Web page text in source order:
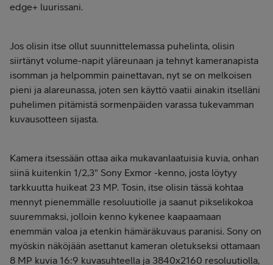
edge+ luurissani.
Jos olisin itse ollut suunnittelemassa puhelinta, olisin
siirtänyt volume-napit yläreunaan ja tehnyt kameranapista
isomman ja helpommin painettavan, nyt se on melkoisen
pieni ja alareunassa, joten sen käyttö vaatii ainakin itselläni
puhelimen pitämistä sormenpäiden varassa tukevamman
kuvausotteen sijasta.
Kamera itsessään ottaa aika mukavanlaatuisia kuvia, onhan
siinä kuitenkin 1/2,3" Sony Exmor -kenno, josta löytyy
tarkkuutta huikeat 23 MP. Tosin, itse olisin tässä kohtaa
mennyt pienemmälle resoluutiolle ja saanut pikselikokoa
suuremmaksi, jolloin kenno kykenee kaapaamaan
enemmän valoa ja etenkin hämäräkuvaus paranisi. Sony on
myöskin näköjään asettanut kameran oletukseksi ottamaan
8 MP kuvia 16:9 kuvasuhteella ja 3840x2160 resoluutiolla,